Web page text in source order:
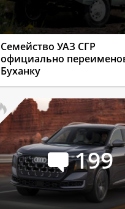
Семейство УАЗ СГР
официально
Буханку
199